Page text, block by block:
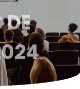
DE